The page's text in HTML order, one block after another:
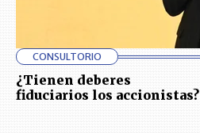
CONSULTORIO
¿Tienen deberes
fiduciarios los accionistas?